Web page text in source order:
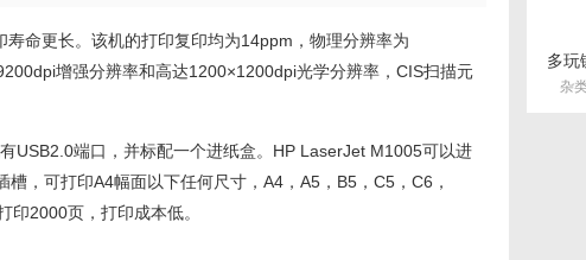
命更长。该机的打印复印均为14ppm，物理分辨率为
增强分辨率和高达1200×1200dpi光学分辨率，CIS扫描元
USB2.0端口，并标配一个进纸盒。HP LaserJet M1005可以进
，可打印A4幅面以下任何尺寸，A4，A5，B5，C5，C6，
2000页，打印成本低。
多玩
点
版(
杂